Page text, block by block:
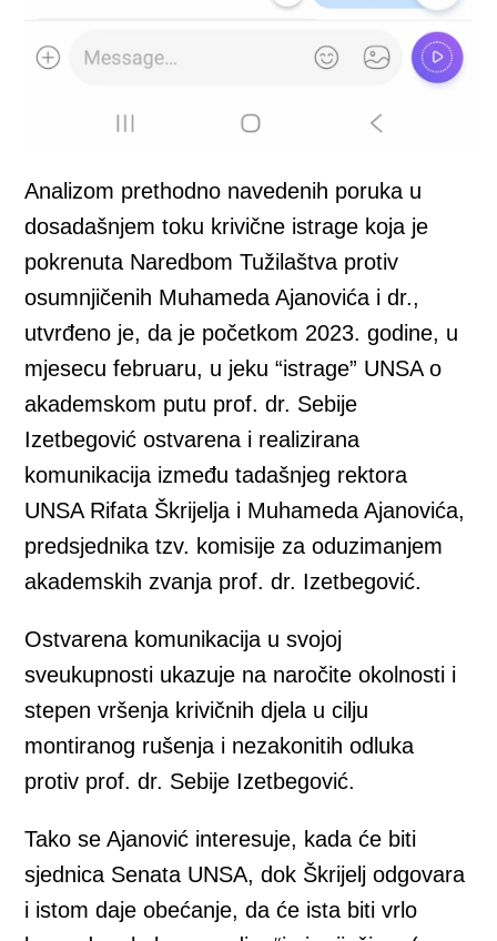
Analizom prethodno navedenih poruka u
dosadašnjem toku krivične istrage koja je
pokrenuta Naredbom Tužilaštva protiv
osumnjičenih Muhameda Ajanovića i dr.,
utvrđeno je, da je početkom 2023. godine, u
mjesecu februaru, u jeku “istrage” UNSA o
akademskom putu prof. dr. Sebije
Izetbegović ostvarena i realizirana
komunikacija između tadašnjeg rektora
UNSA Rifata Škrijelja i Muhameda Ajanovića,
predsjednika tzv. komisije za oduzimanjem
akademskih zvanja prof. dr. Izetbegović.
Ostvarena komunikacija u svojoj
sveukupnosti ukazuje na naročite okolnosti i
stepen vršenja krivičnih djela u cilju
montiranog rušenja i nezakonitih odluka
protiv prof. dr. Sebije Izetbegović.
Tako se Ajanović interesuje, kada će biti
sjednica Senata UNSA, dok Škrijelj odgovara
i istom daje obećanje, da će ista biti vrlo